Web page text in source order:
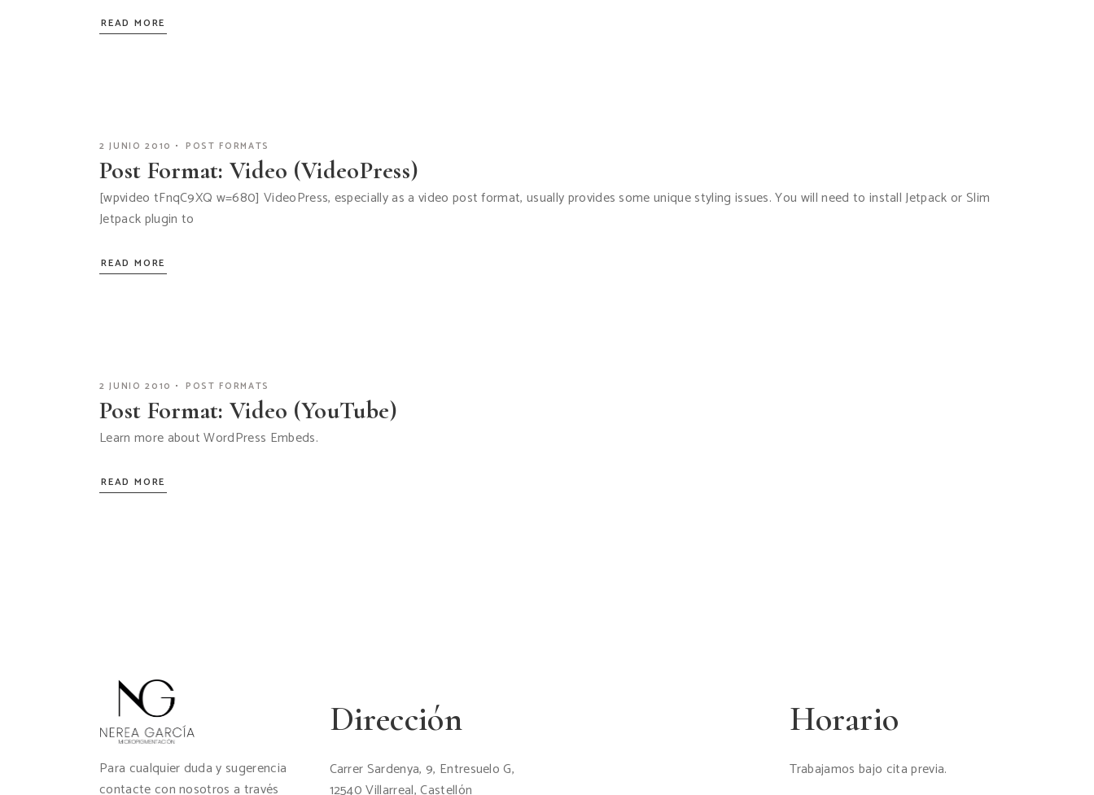
READ MORE
2 JUNIO 2010 POST FORMATS
Post Format: Video (VideoPress)
[wpvideo tFnqC9XQ w=680] VideoPress, especially as a video post format, usually provides some unique styling issues. You will need to install Jetpack or Slim
Jetpack plugin to
READ MORE
2 JUNIO 2010 POST FORMATS
Post Format: Video (YouTube)
Learn more about WordPress Embeds.
READ MORE
Para cualquier duda y sugerencia
contacte con nosotros a través
Dirección
Carrer Sardenya, 9, Entresuelo G,
12540 Villarreal, Castellón
Horario
Trabajamos bajo cita previa.